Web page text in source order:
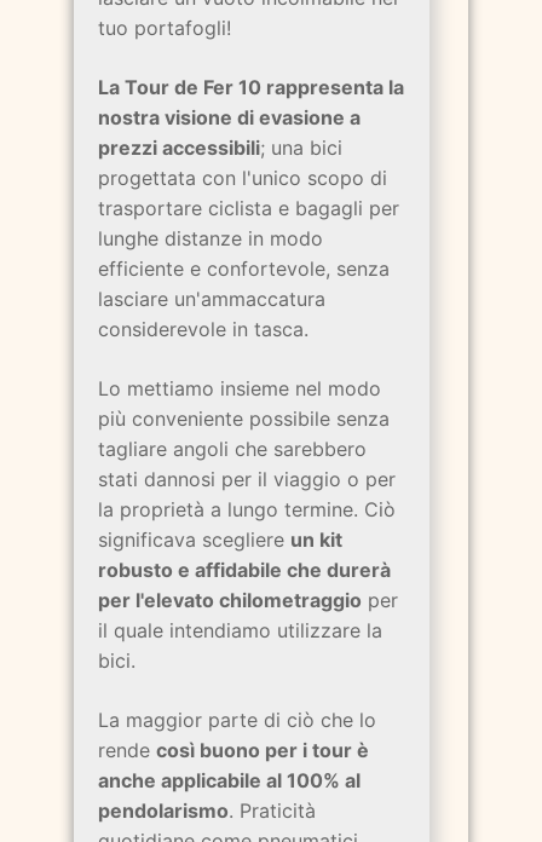
tuo portafogli!
La Tour de Fer 10 rappresenta la
nostra visione di evasione a
prezzi accessibili; una bici
progettata con l'unico scopo di
trasportare ciclista e bagagli per
lunghe distanze in modo
efficiente e confortevole, senza
lasciare un'ammaccatura
considerevole in tasca.
Lo mettiamo insieme nel modo
più conveniente possibile senza
tagliare angoli che sarebbero
stati dannosi per il viaggio o per
la proprietà a lungo termine. Ciò
significava scegliere un kit
robusto e affidabile che durerà
per l'elevato chilometraggio per
il quale intendiamo utilizzare la
bici.
La maggior parte di ciò che lo
rende così buono per i tour è
anche applicabile al 100% al
pendolarismo. Praticità